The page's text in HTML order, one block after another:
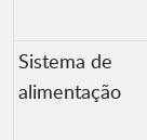
Sistema de
alimentação